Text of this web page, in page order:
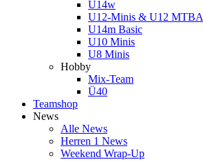
U14w
U12-Minis & U12 MTBA
U14m Basic
U10 Minis
U8 Minis
Hobby
Mix-Team
Ü40
Teamshop
News
Alle News
Herren 1 News
Weekend Wrap-Up